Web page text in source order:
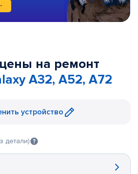
на ремонт
A32, A52, A72
устройство
детали)